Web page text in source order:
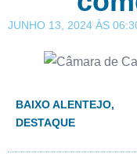
JUNHO 13, 2024 ÀS
BAIXO ALENTEJO,
DESTAQUE